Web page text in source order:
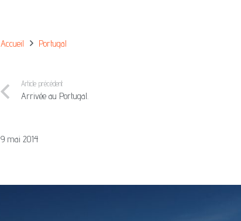
Accueil Portugal
Article précédent
Arrivée au Portugal.
9 mai 2014